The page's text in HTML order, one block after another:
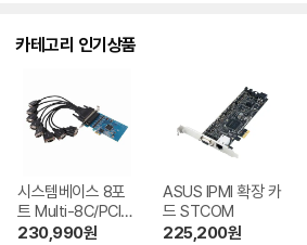
카테고리 인기상품
시스템베이스 8포
트 Multi-8C/PCIe
232
230,990원
ASUS IPMI 확장 카
드 STCOM
225,200원